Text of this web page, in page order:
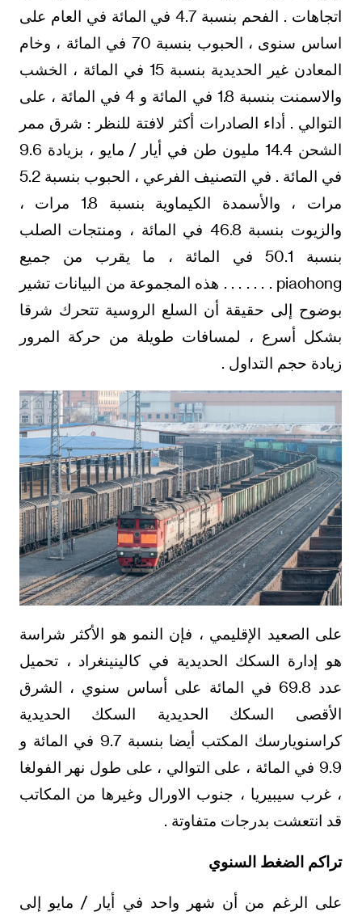
اتجاهات . الفحم بنسبة 4.7 في المائة في العام على
اساس سنوى ، الحبوب بنسبة 70 في المائة ، وخام
المعادن غير الحديدية بنسبة 15 في المائة ، الخشب
والاسمنت بنسبة 1.8 في المائة و 4 في المائة ، على
التوالي . أداء الصادرات أكثر لافتة للنظر : شرق ممر
الشحن 14.4 مليون طن في أيار / مايو ، بزيادة 9.6
في المائة . في التصنيف الفرعي ، الحبوب بنسبة 5.2
مرات ، والأسمدة الكيماوية بنسبة 1.8 مرات ،
والزيوت بنسبة 46.8 في المائة ، ومنتجات الصلب
بنسبة 50.1 في المائة ، ما يقرب من جميع
piaohong . . . . . . . هذه المجموعة من البيانات تشير
بوضوح إلى حقيقة أن السلع الروسية تتحرك شرقا
بشكل أسرع ، لمسافات طويلة من حركة المرور
زيادة حجم التداول .
على الصعيد الإقليمي ، فإن النمو هو الأكثر شراسة
هو إدارة السكك الحديدية في كالينينغراد ، تحميل
عدد 69.8 في المائة على أساس سنوي ، الشرق
الأقصى السكك الحديدية السكك الحديدية
كراسنويارسك المكتب أيضا بنسبة 9.7 في المائة و
9.9 في المائة ، على التوالي ، على طول نهر الفولغا
، غرب سيبيريا ، جنوب الاورال وغيرها من المكاتب
قد انتعشت بدرجات متفاوتة .
تراكم الضغط السنوي
على الرغم من أن شهر واحد في أيار / مايو إلى